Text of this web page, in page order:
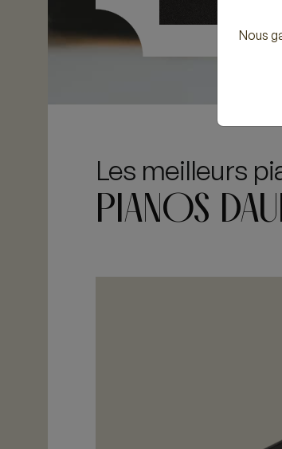
Les meilleurs
PIANOS
Nous